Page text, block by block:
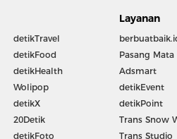
detikTravel
detikFood
detikHealth
Wolipop
detikX
20Detik
detikFoto
Layanan
Pasang Mata
Adsmart
detikEvent
detikPoint
Trans Snow
Trans Studio